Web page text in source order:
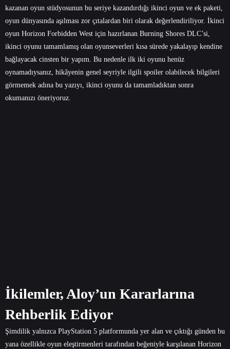
kazanan oyun stüdyosunun bu seriye kazandırdığı ikinci oyun ve ek paketi,
oyun dünyasında aşılması zor çıtalardan biri olarak değerlendiriliyor. İkinci
oyun Horizon Forbidden West için hazırlanan Burning Shores DLC’si,
ikinci oyunu tamamlamış olan oyunseverleri kısa sürede yakalayıp kendine
bağlayacak cinsten bir yapım. Bu nedenle ilk iki oyunu henüz
oynamadıysanız, hikâyenin genel seyriyle ilgili spoiler olabilecek bilgileri
görmemek adına bu yazıyı, ikinci oyunu da tamamladıktan sonra
okumanızı öneriyoruz.
İkilemler, Aloy’un Kararlarına
Rehberlik Ediyor
Şimdilik yalnızca PlayStation 5 platformunda yer alan ve çıktığı günden bu
yana özellikle oyun eleştirmenleri tarafından beğeniyle karşılanan Horizon